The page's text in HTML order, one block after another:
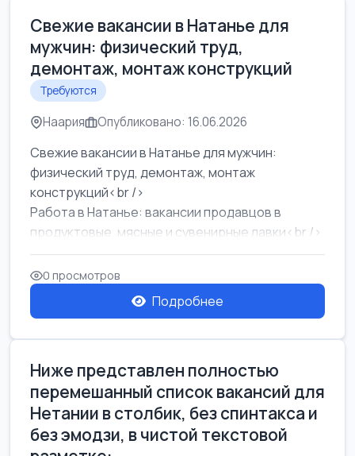
Свежие вакансии в Натанье для
мужчин: физический труд,
демонтаж, монтаж конструкций
Требуются
Наария Опубликовано: 16.06.2026
Свежие вакансии в Натанье для мужчин:
физический труд, демонтаж, монтаж
конструкций<br />
Работа в Натанье: вакансии продавцов в
продуктовые, мясные и сувенирные лавки<br />
Разнорабочий на сборку м...
0 просмотров
Подробнее
Ниже представлен полностью
перемешанный список вакансий для
Нетании в столбик, без спинтакса и
без эмодзи, в чистой текстовой